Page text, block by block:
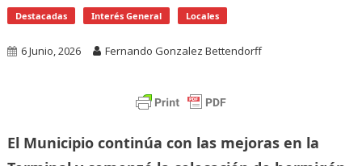
Destacadas Interés General Locales
6 Junio, 2026 Fernando Gonzalez Bettendorff
El Municipio continúa con las mejoras en la